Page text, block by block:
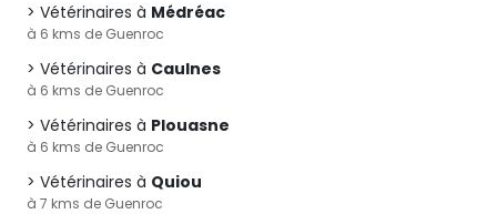
Vétérinaires à Médréac
à 6 kms de Guenroc
Vétérinaires à Caulnes
à 6 kms de Guenroc
Vétérinaires à Plouasne
à 6 kms de Guenroc
Vétérinaires à Quiou
à 7 kms de Guenroc